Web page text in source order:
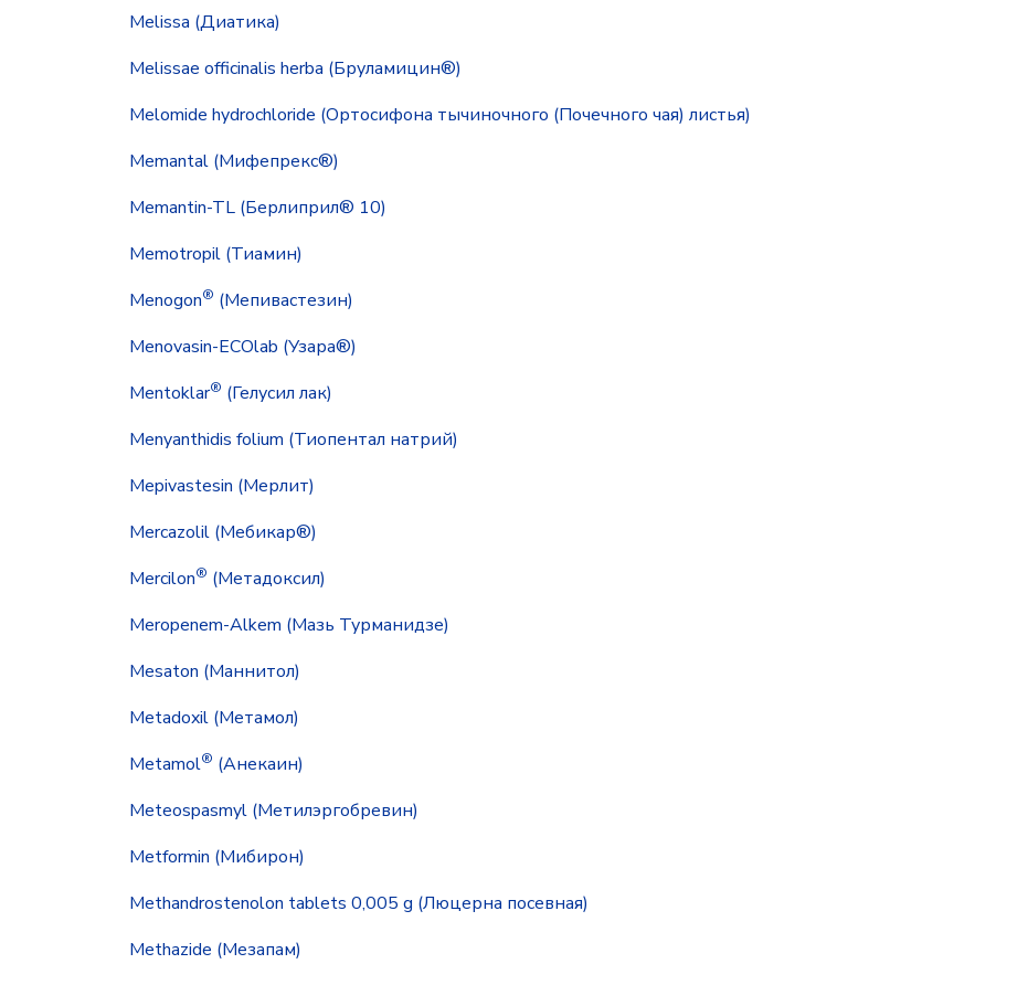
Melissa (Диатика)
Melissae officinalis herba (Бруламицин®)
Melomide hydrochloride (Ортосифона тычиночного (Почечного чая) листья)
Memantal (Мифепрекс®)
Memantin-TL (Берлиприл® 10)
Memotropil (Тиамин)
Menogon® (Мепивастезин)
Menovasin-ECOlab (Узара®)
Mentoklar® (Гелусил лак)
Menyanthidis folium (Тиопентал натрий)
Mepivastesin (Мерлит)
Mercazolil (Мебикар®)
Mercilon® (Метадоксил)
Meropenem-Alkem (Мазь Турманидзе)
Mesaton (Маннитол)
Metadoxil (Метамол)
Metamol® (Анекаин)
Meteospasmyl (Метилэргобревин)
Metformin (Мибирон)
Methandrostenolon tablets 0,005 g (Люцерна посевная)
Methazide (Мезапам)